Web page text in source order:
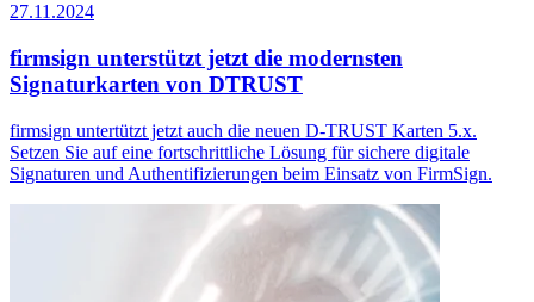
27.11.2024
firmsign unterstützt jetzt die modernsten
Signaturkarten von DTRUST
firmsign untertützt jetzt auch die neuen D-TRUST Karten 5.x.
Setzen Sie auf eine fortschrittliche Lösung für sichere digitale
Signaturen und Authentifizierungen beim Einsatz von FirmSign.